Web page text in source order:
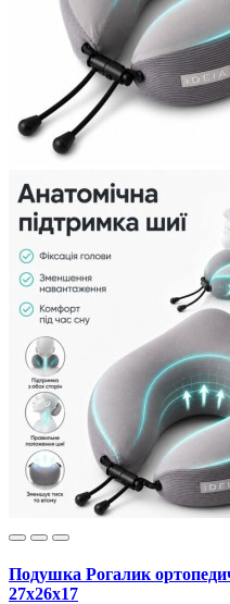
Подушка Рогалик
27х26х17